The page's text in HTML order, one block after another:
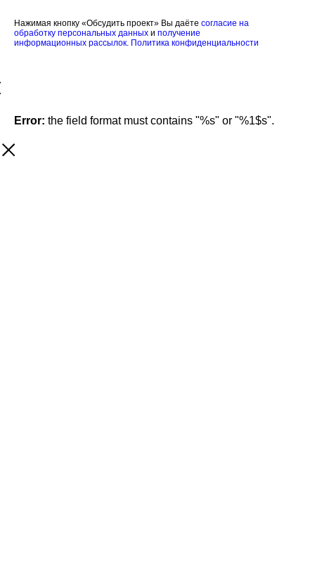
Нажимая кнопку «Обсудить проект» Вы даёте согласие на
обработку персональных данных и получение
информационных рассылок. Политика конфиденциальности
Error: the field format must contains "%s" or "%1$s".